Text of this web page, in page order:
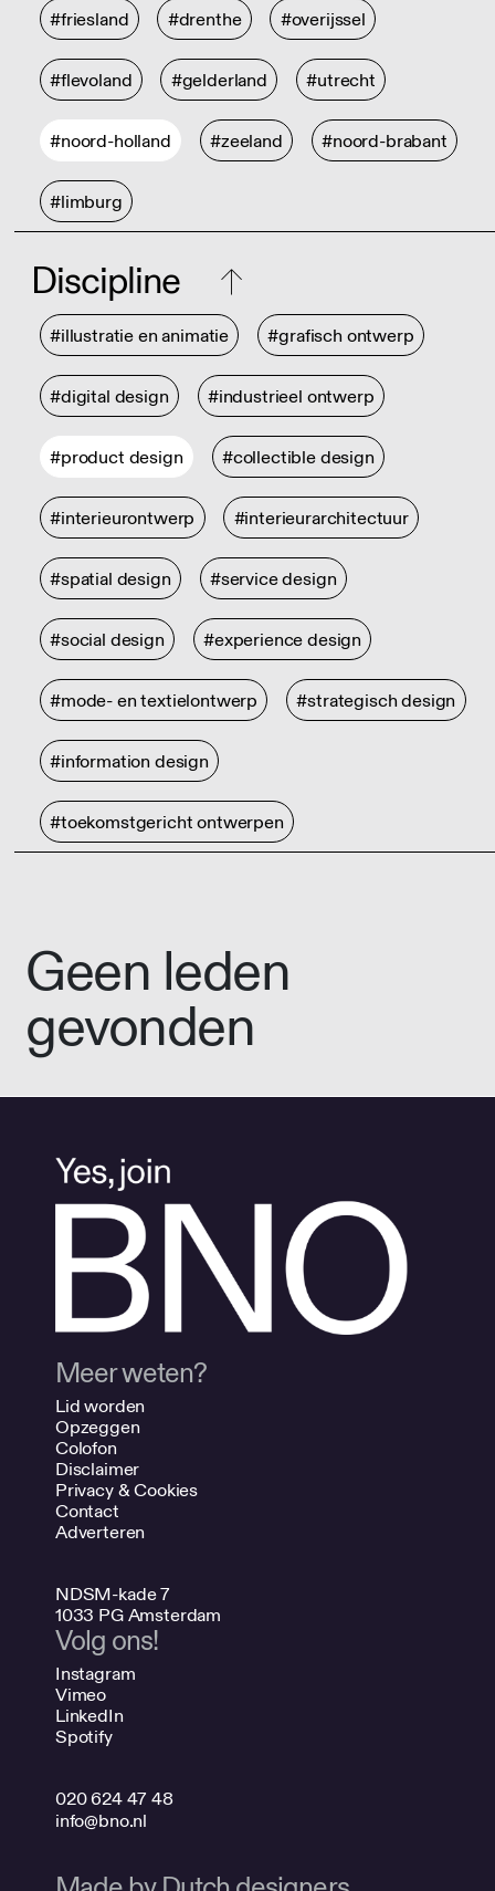
#friesland #drenthe #overijssel
#flevoland #gelderland #utrecht
#noord-holland #zeeland #noord-brabant
#limburg
Discipline
#illustratie en animatie #grafisch ontwerp
#digital design #industrieel ontwerp
#product design #collectible design
#interieurontwerp #interieurarchitectuur
#spatial design #service design
#social design #experience design
#mode- en textielontwerp #strategisch design
#information design
#toekomstgericht ontwerpen
Geen leden
gevonden
Meer weten?
Lid worden
Opzeggen
Colofon
Disclaimer
Privacy & Cookies
Contact
Adverteren
NDSM-kade 7
1033 PG Amsterdam
Volg ons!
Instagram
Vimeo
LinkedIn
Spotify
020 624 47 48
info@bno.nl